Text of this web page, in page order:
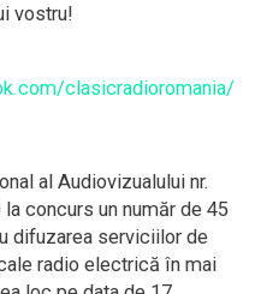
vostru!
clasicradioromania/
al Audiovizualului nr.
concurs un număr de 45
difuzarea serviciilor de
radio electrică în mai